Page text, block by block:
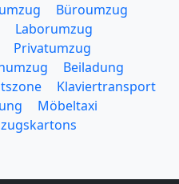
Büroumzug
Laborumzug
Privatumzug
Beiladung
Klaviertransport
Möbeltaxi